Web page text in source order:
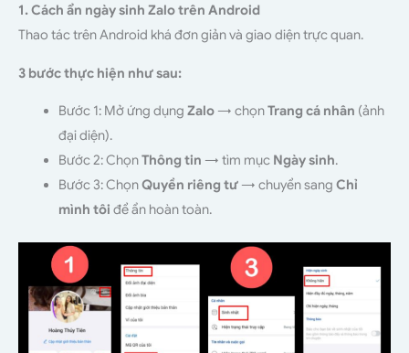
1. Cách ẩn ngày sinh Zalo trên Android
Thao tác trên Android khá đơn giản và giao diện trực quan.
3 bước thực hiện như sau:
Bước 1: Mở ứng dụng Zalo→ chọnTrang cá nhân (ảnh
đại diện).
Bước 2: ChọnThông tin → tìm mục Ngày sinh.
Bước 3: ChọnQuyền riêng tư→ chuyển sang Chỉ
mình tôi để ẩn hoàn toàn.